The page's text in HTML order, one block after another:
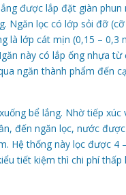
được lắp đặt giàn
Ngăn lọc có lớp sỏi đỡ
là lớp cát mịn (0,15 –
này có lắp ống nhựa
ngăn thành phẩm đến
bể lắng. Nhờ tiếp
đến ngăn lọc, nước
Hệ thống này lọc được 4
tiết kiệm thì chi phí thấp